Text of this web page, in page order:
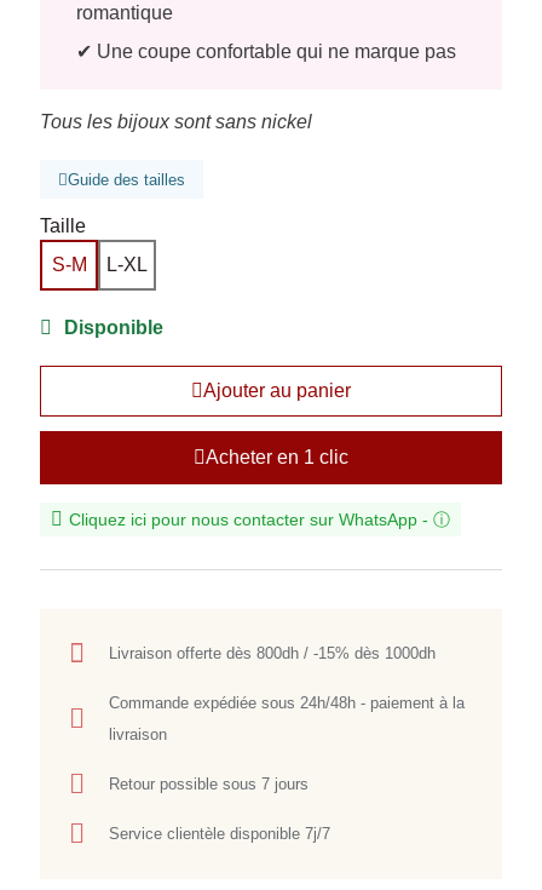
romantique
✔ Une coupe confortable qui ne marque pas
Tous les bijoux sont sans nickel
Guide des tailles
Taille
S-M
L-XL
Disponible
Ajouter au panier
Acheter en 1 clic
Cliquez ici pour nous contacter sur WhatsApp - ⓘ
Livraison offerte dès 800dh / -15% dès 1000dh
Commande expédiée sous 24h/48h - paiement à la
livraison
Retour possible sous 7 jours
Service clientèle disponible 7j/7